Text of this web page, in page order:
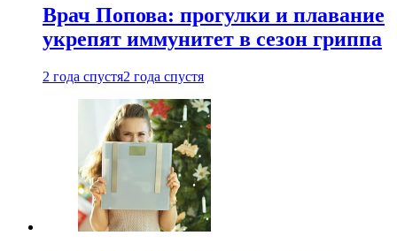
Врач Попова: прогулки и плавание
укрепят иммунитет в сезон гриппа
2 года спустя2 года спустя